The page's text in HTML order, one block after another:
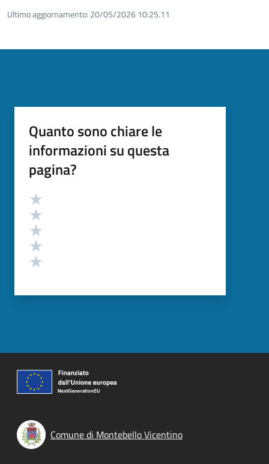
Ultimo aggiornamento: 20/05/2026 10:25.11
Quanto sono chiare le
informazioni su questa
pagina?
Valutazione
Comune di Montebello Vicentino